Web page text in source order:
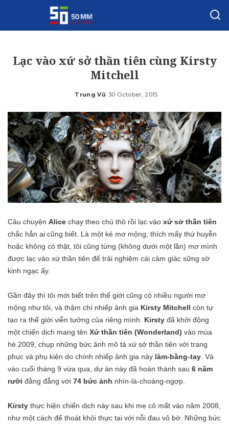
Lạc vào xứ sở thần tiên cùng Kirsty
Mitchell
Posted
Trung Vũ 30 October, 2015
Câu chuyện Alice chạy theo chú thỏ rồi lạc vào xứ sở thần tiên
chắc hẳn ai cũng biết. Là một kẻ mơ mộng, thích mấy thứ huyễn
hoặc không có thật, tôi cũng từng (không dưới một lần) mơ mình
được lạc vào xứ thần tiên để trải nghiệm cái cảm giác sững sờ
kinh ngạc ấy.
Gần đây thì tôi mới biết trên thế giới cũng có nhiều người mơ
mộng như tôi, và thậm chí nhiếp ảnh gia Kirsty Mitchell còn tự
tạo ra thế giới viễn tưởng của riêng mình. Kirsty đã khởi động
một chiến dịch mang tên Xứ thần tiên (Wonderland) vào mùa
hè 2009, chụp những bức ảnh mô tả xứ sở thần tiên với trang
phục và phụ kiện do chính nhiếp ảnh gia này làm-bằng-tay. Và
vào cuối tháng 9 vừa qua, dự án này đã hoàn thành sau 6 năm
rưỡi đằng đẵng với 74 bức ảnh nhìn-là-choáng-ngợp.
Kirsty thực hiện chiến dịch này sau khi mẹ cô mất vào năm 2008,
như một cách để thoát khỏi thực tại với nỗi đau vô bờ. Những bức